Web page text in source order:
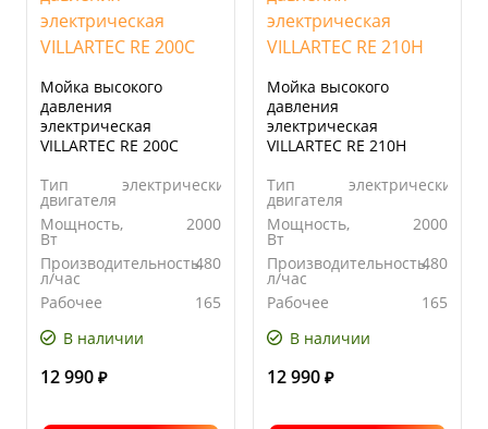
Мойка высокого
давления
электрическая
VILLARTEC RE 200C
Тип
двигателя
электрический
Мощность,
Вт
2000
Производительность,
л/час
480
Рабочее
бар
165
В наличии
12 990 ₽
Мойка высокого
давления
электрическая
VILLARTEC RE 210H
Тип
двигателя
электрический
Мощность,
Вт
2000
Производительность,
л/час
480
Рабочее
бар
165
В наличии
12 990 ₽